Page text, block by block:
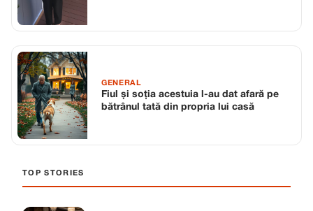
GENERAL
Fiul și soția acestuia l-au dat afară pe
bătrânul tată din propria lui casă
TOP STORIES